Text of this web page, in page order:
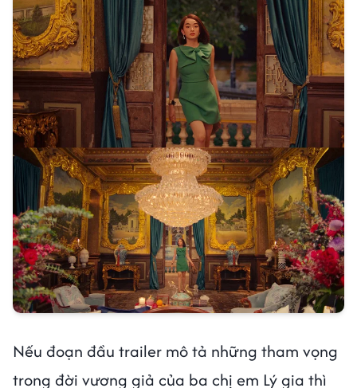
Nếu đoạn đầu trailer mô tả những tham vọng
trong đời vương giả của ba chị em Lý gia thì